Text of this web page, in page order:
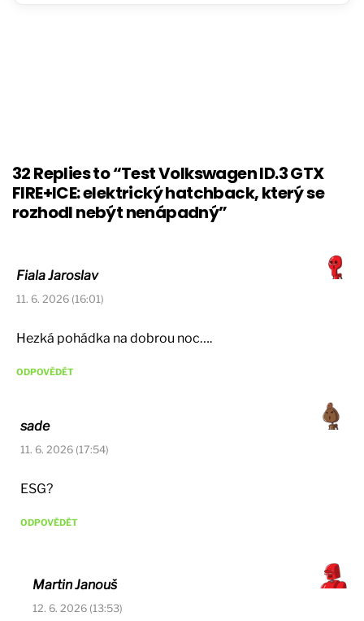
32 Replies to “Test Volkswagen ID.3 GTX
FIRE+ICE: elektrický hatchback, který se
rozhodl nebýt nenápadný”
Fiala Jaroslav
11. 6. 2026 (16:01)
Hezká pohádka na dobrou noc….
ODPOVĚDĚT
sade
11. 6. 2026 (17:54)
ESG?
ODPOVĚDĚT
Martin Janouš
12. 6. 2026 (13:53)